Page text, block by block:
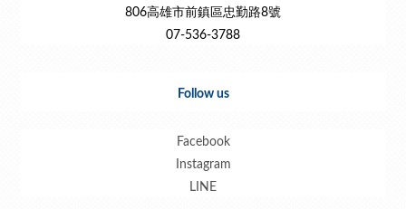
806高雄市前鎮區忠勤路8號
07-536-3788
Follow us
Facebook
Instagram
LINE